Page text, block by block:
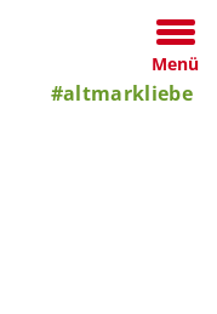
Menü
#altmarkliebe